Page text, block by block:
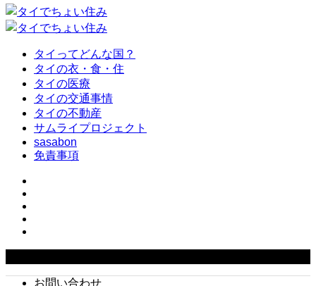
タイってどんな国？
タイの衣・食・住
タイの医療
タイの交通事情
タイの不動産
サムライプロジェクト
sasabon
免責事項
お問い合わせ